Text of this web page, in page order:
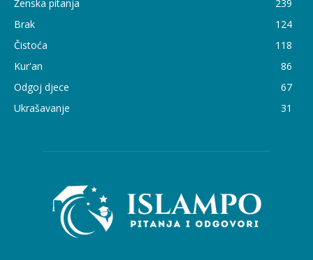
Ženska pitanja
239
Brak
124
Čistoća
118
Kur'an
86
Odgoj djece
67
Ukrašavanje
31